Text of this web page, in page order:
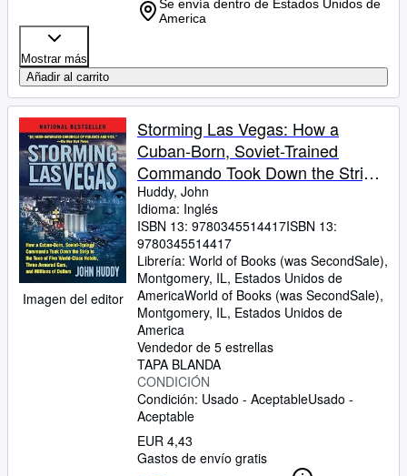
Se envía dentro de Estados Unidos de
America
Mostrar más
Añadir al carrito
Imagen del editor
Storming Las Vegas: How a
Cuban-Born, Soviet-Trained
Commando Took Down the Strip
to the Tune of Five World-Class
Hotels, Three Armored Cars, and
Millions of Dollars
Huddy, John
Idioma: Inglés
ISBN 13: 9780345514417ISBN 13:
9780345514417
Librería: World of Books (was SecondSale),
Montgomery, IL, Estados Unidos de
AmericaWorld of Books (was SecondSale),
Montgomery, IL, Estados Unidos de
America
Vendedor de 5 estrellas
TAPA BLANDA
CONDICIÓN
Condición: Usado - AceptableUsado -
Aceptable
EUR 4,43
Gastos de envío gratis